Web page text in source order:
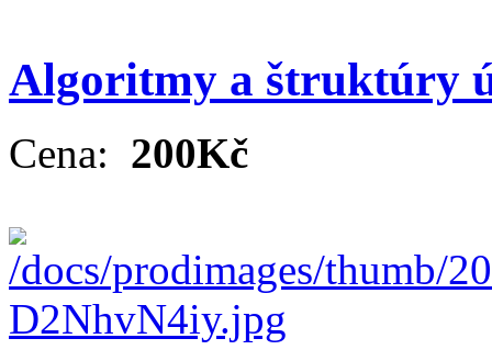
Algoritmy a štruktúry
Cena: 200Kč